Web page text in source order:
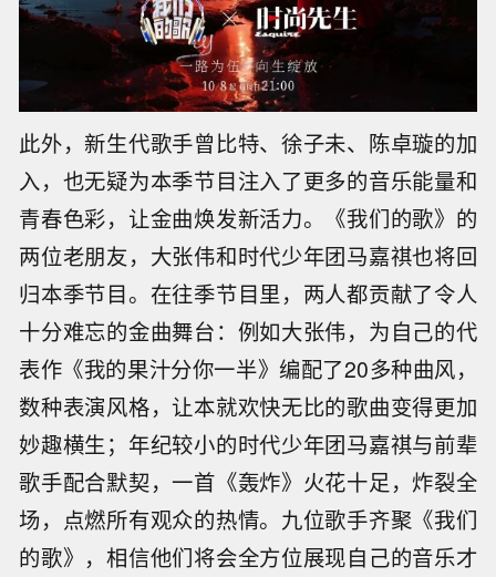
此外，新生代歌手曾比特、徐子未、陈卓璇的加
入，也无疑为本季节目注入了更多的音乐能量和
青春色彩，让金曲焕发新活力。《我们的歌》的
两位老朋友，大张伟和时代少年团马嘉祺也将回
归本季节目。在往季节目里，两人都贡献了令人
十分难忘的金曲舞台：例如大张伟，为自己的代
表作《我的果汁分你一半》编配了20多种曲风，
数种表演风格，让本就欢快无比的歌曲变得更加
妙趣横生；年纪较小的时代少年团马嘉祺与前辈
歌手配合默契，一首《轰炸》火花十足，炸裂全
场，点燃所有观众的热情。九位歌手齐聚《我们
的歌》，相信他们将会全方位展现自己的音乐才